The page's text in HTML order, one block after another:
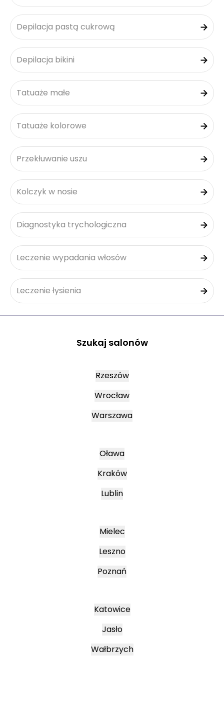
Depilacja pastą cukrową
Depilacja bikini
Tatuaże małe
Tatuaże kolorowe
Przekłuwanie uszu
Kolczyk w nosie
Diagnostyka trychologiczna
Leczenie wypadania włosów
Leczenie łysienia
Szukaj salonów
Rzeszów
Wrocław
Warszawa
Oława
Kraków
Lublin
Mielec
Leszno
Poznań
Katowice
Jasło
Wałbrzych